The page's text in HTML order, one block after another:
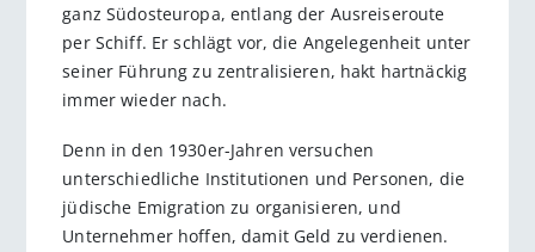
ganz Südosteuropa, entlang der Ausreiseroute
per Schiff. Er schlägt vor, die Angelegenheit unter
seiner Führung zu zentralisieren, hakt hartnäckig
immer wieder nach.
Denn in den 1930er-Jahren versuchen
unterschiedliche Institutionen und Personen, die
jüdische Emigration zu organisieren, und
Unternehmer hoffen, damit Geld zu verdienen.